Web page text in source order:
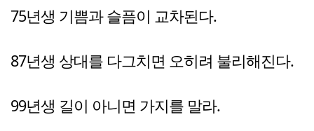
75년생 기쁨과 슬픔이 교차된다.
87년생 상대를 다그치면 오히려 불리해진다.
99년생 길이 아니면 가지를 말라.